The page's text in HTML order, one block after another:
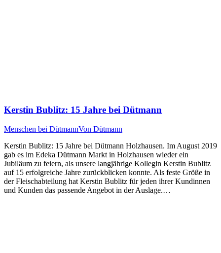
Kerstin Bublitz: 15 Jahre bei Dütmann
Menschen bei DütmannVon Dütmann
Kerstin Bublitz: 15 Jahre bei Dütmann Holzhausen. Im August 2019
gab es im Edeka Dütmann Markt in Holzhausen wieder ein
Jubiläum zu feiern, als unsere langjährige Kollegin Kerstin Bublitz
auf 15 erfolgreiche Jahre zurückblicken konnte. Als feste Größe in
der Fleischabteilung hat Kerstin Bublitz für jeden ihrer Kundinnen
und Kunden das passende Angebot in der Auslage.…